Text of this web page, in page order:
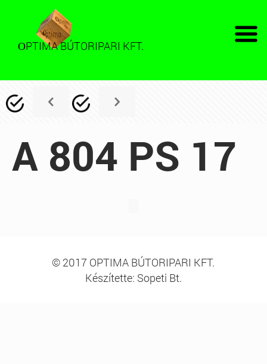
OPTIMA BÚTORIPARI KFT.
A 804 PS 17
© 2017 OPTIMA BÚTORIPARI KFT.
Készítette: Sopeti Bt.